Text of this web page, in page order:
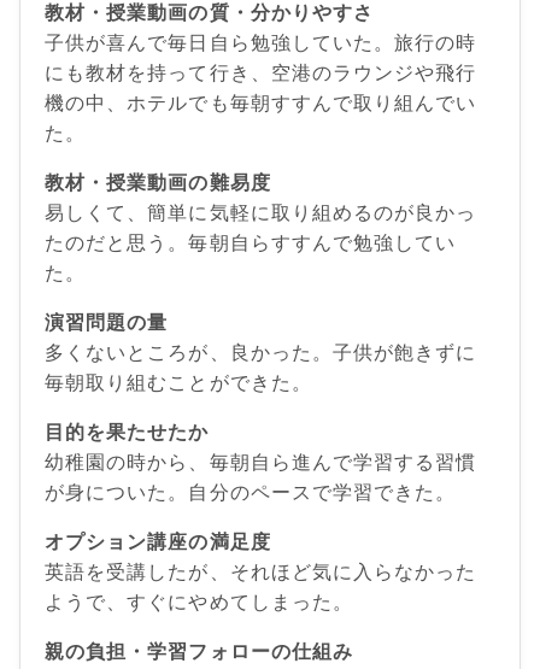
教材・授業動画の質・分かりやすさ
子供が喜んで毎日自ら勉強していた。旅行の時
にも教材を持って行き、空港のラウンジや飛行
機の中、ホテルでも毎朝すすんで取り組んでい
た。
教材・授業動画の難易度
易しくて、簡単に気軽に取り組めるのが良かっ
たのだと思う。毎朝自らすすんで勉強してい
た。
演習問題の量
多くないところが、良かった。子供が飽きずに
毎朝取り組むことができた。
目的を果たせたか
幼稚園の時から、毎朝自ら進んで学習する習慣
が身についた。自分のペースで学習できた。
オプション講座の満足度
英語を受講したが、それほど気に入らなかった
ようで、すぐにやめてしまった。
親の負担・学習フォローの仕組み